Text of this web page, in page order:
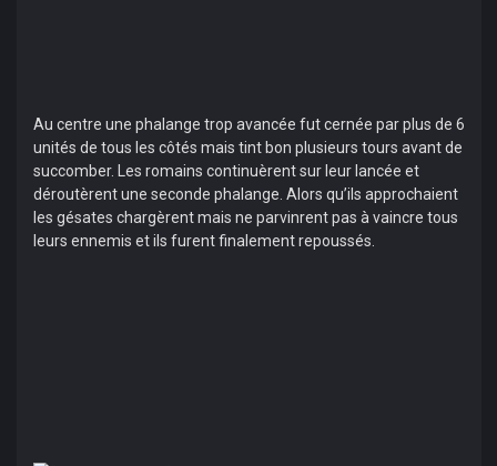
Au centre une phalange trop avancée fut cernée par plus de 6
unités de tous les côtés mais tint bon plusieurs tours avant de
succomber. Les romains continuèrent sur leur lancée et
déroutèrent une seconde phalange. Alors qu’ils approchaient
les gésates chargèrent mais ne parvinrent pas à vaincre tous
leurs ennemis et ils furent finalement repoussés.